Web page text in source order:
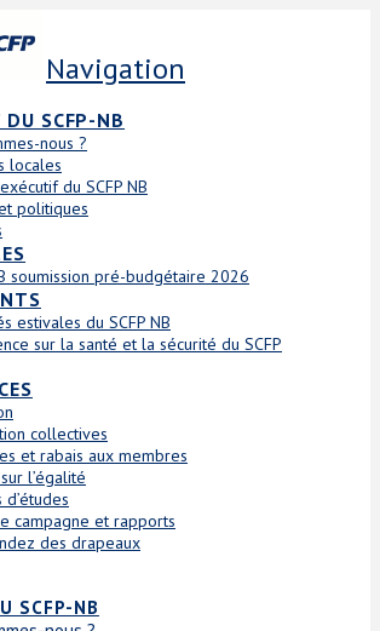
Navigation
DU SCFP-NB
nous ?
locales
du SCFP NB
politiques
soumission pré-budgétaire 2026
estivales du SCFP NB
sur la santé et la sécurité du SCFP
collectives
et rabais aux membres
l’égalité
d’études
campagne et rapports
des drapeaux
SCFP-NB